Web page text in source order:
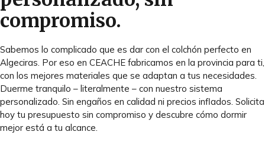
compromiso.
Sabemos lo complicado que es dar con el colchón perfecto en
Algeciras. Por eso en CEACHE fabricamos en la provincia para ti,
con los mejores materiales que se adaptan a tus necesidades.
Duerme tranquilo – literalmente – con nuestro sistema
personalizado. Sin engaños en calidad ni precios inflados. Solicita
hoy tu presupuesto sin compromiso y descubre cómo dormir
mejor está a tu alcance.